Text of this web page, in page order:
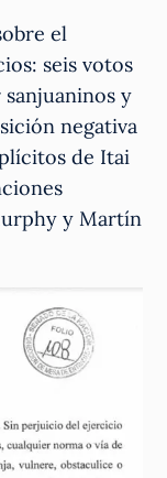
el
seis votos
y
negativa
de Itai
y Martín